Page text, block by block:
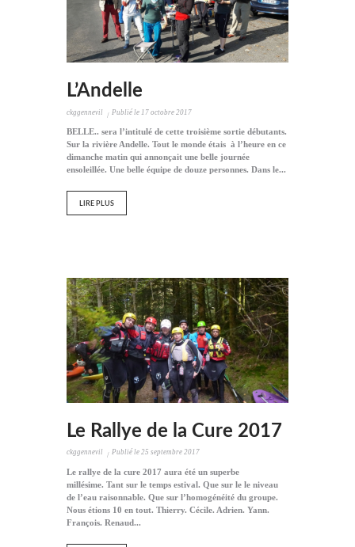
L’Andelle
ckggennevil Publié le 17 octobre 2017
BELLE.. sera l’intitulé de cette troisième sortie débutants.
Sur la rivière Andelle. Tout le monde étais à l’heure en ce
dimanche matin qui annonçait une belle journée
ensoleillée. Une belle équipe de douze personnes. Dans le...
LIRE PLUS
Le Rallye de la Cure 2017
ckggennevil Publié le 25 septembre 2017
Le rallye de la cure 2017 aura été un superbe
millésime. Tant sur le temps estival. Que sur le le niveau
de l’eau raisonnable. Que sur l’homogénéité du groupe.
Nous étions 10 en tout. Thierry. Cécile. Adrien. Yann.
François. Renaud...